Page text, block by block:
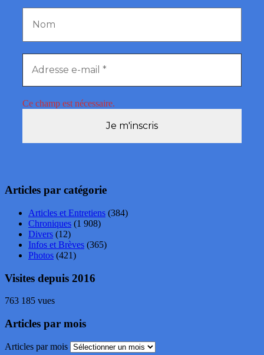
Ce champ est nécessaire.
Articles par catégorie
Articles et Entretiens (384)
Chroniques (1 908)
Divers (12)
Infos et Brèves (365)
Photos (421)
Visites depuis 2016
763 185 vues
Articles par mois
Articles par mois